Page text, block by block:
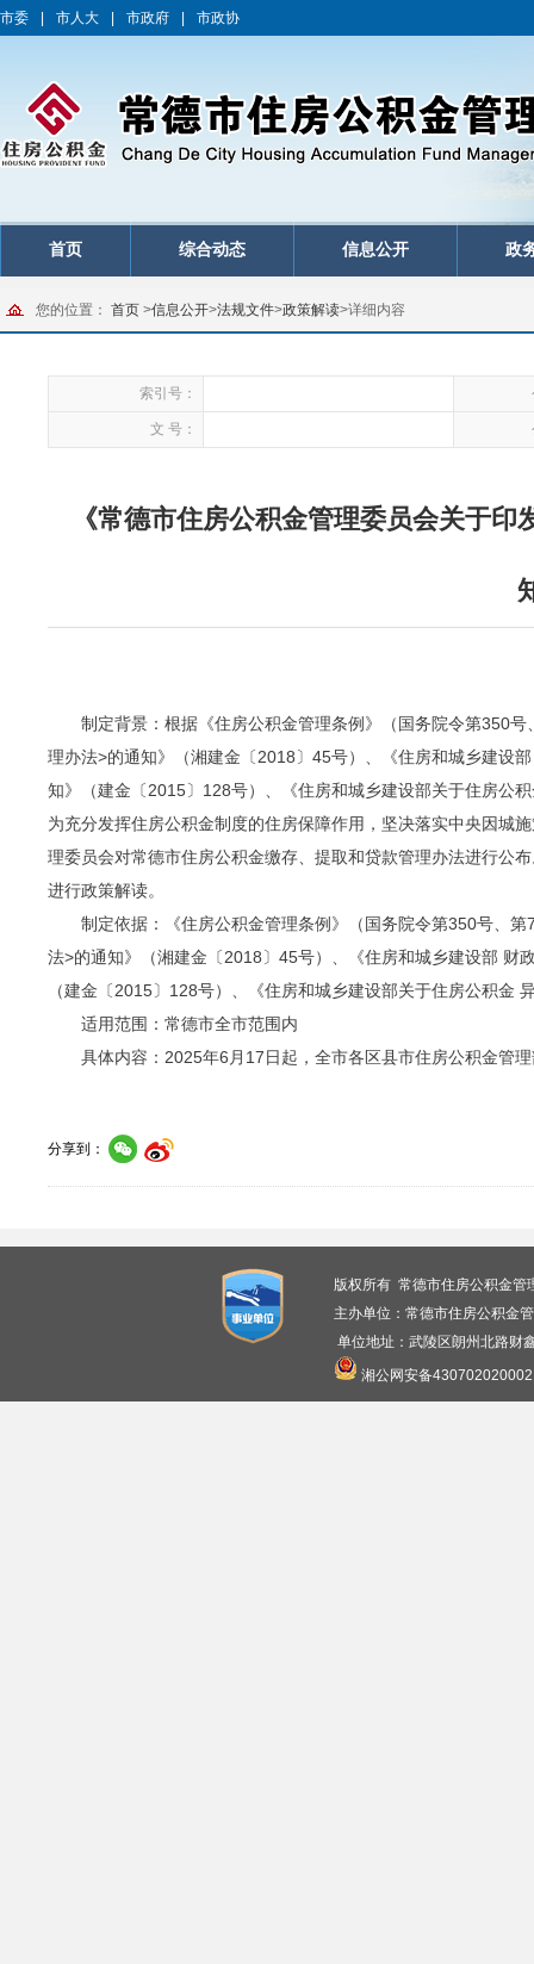
市委 市人大 市政府 市政协
首页 综合动态 信息公开 政
您的位置： 首页 >信息公开>法规文件>政策解读>详细内容
索引号：
文 号：
《常德市住房公积金管理委员会关于
制定背景：根据《住房公积金管理条例》（国务院令第350号
理办法>的通知》（湘建金〔2018〕45号）、《住房和城乡建设
知》（建金〔2015〕128号）、《住房和城乡建设部关于住房公
为充分发挥住房公积金制度的住房保障作用，坚决落实中央因城
理委员会对常德市住房公积金缴存、提取和贷款管理办法进行公
进行政策解读。
制定依据：《住房公积金管理条例》（国务院令第350号、第
法>的通知》（湘建金〔2018〕45号）、《住房和城乡建设部 财
（建金〔2015〕128号）、《住房和城乡建设部关于住房公积
适用范围：常德市全市范围内
具体内容：2025年6月17日起，全市各区县市住房公积金管理
分享到：
版权所有 常德市住房公积金
主办单位：常德市住房公积金
单位地址：武陵区朗州北路
湘公网安备